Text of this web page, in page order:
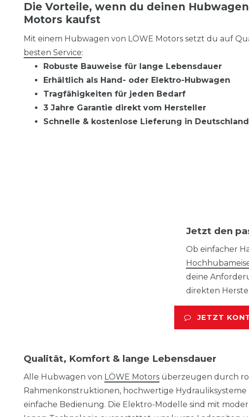
Die Vorteile, wenn du deinen
Motors kaufst
Mit einem Hubwagen von LÖWE Motors setzt du auf
besten Service:
Robuste Bauweise für lange Lebensdauer
Erhältlich als Hand- oder Elektro-Hubwagen
Tragfähigkeiten für jeden Bedarf
3 Jahre Garantie direkt vom Hersteller
Schnelle & kostenlose Lieferung in Deutschland
Jetzt den
Ob einfacher
deine
direkten
JETZT
Qualität, Komfort & lange Lebensdauer
Alle Hubwagen von LÖWE Motors überzeugen durch
Rahmenkonstruktionen, hochwertige Hydrauliksysteme
einfache Bedienung. Die Elektro-Modelle sind mit